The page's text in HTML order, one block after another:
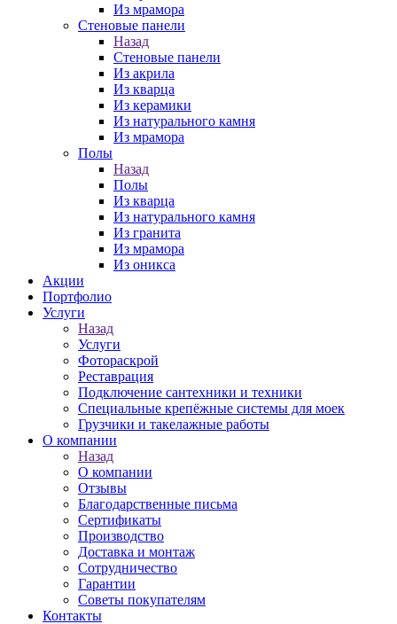
Из мрамора
Стеновые панели
Назад
Стеновые панели
Из акрила
Из кварца
Из керамики
Из натурального камня
Из мрамора
Полы
Назад
Полы
Из кварца
Из натурального камня
Из гранита
Из мрамора
Из оникса
Акции
Портфолио
Услуги
Назад
Услуги
Фотораскрой
Реставрация
Подключение сантехники и техники
Специальные крепёжные системы для моек
Грузчики и такелажные работы
О компании
Назад
О компании
Отзывы
Благодарственные письма
Сертификаты
Производство
Доставка и монтаж
Сотрудничество
Гарантии
Советы покупателям
Контакты